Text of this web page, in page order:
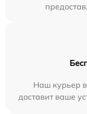
Наш курьер в
доставит ваше